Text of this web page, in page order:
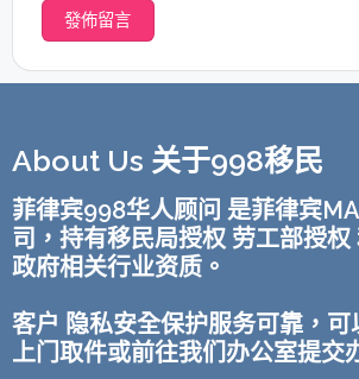
About Us 关于998移民
菲律宾998华人顾问 是菲律宾
司，持有移民局授权 劳工部授
政府相关行业资质。
客户 隐私安全保护服务可靠，可
上门取件或前往我们办公室提交